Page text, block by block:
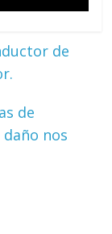
de
de
daño nos